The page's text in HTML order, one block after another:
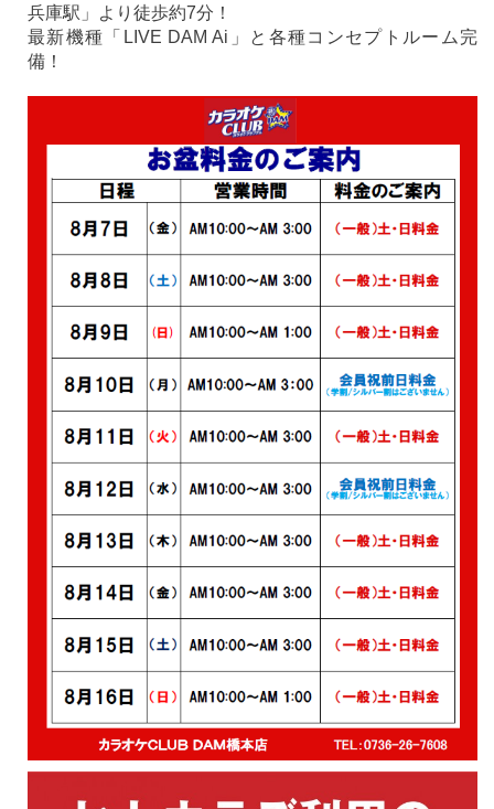
兵庫駅」より徒歩約7分！
最新機種「LIVE DAM Ai」と各種コンセプトルーム完
備！